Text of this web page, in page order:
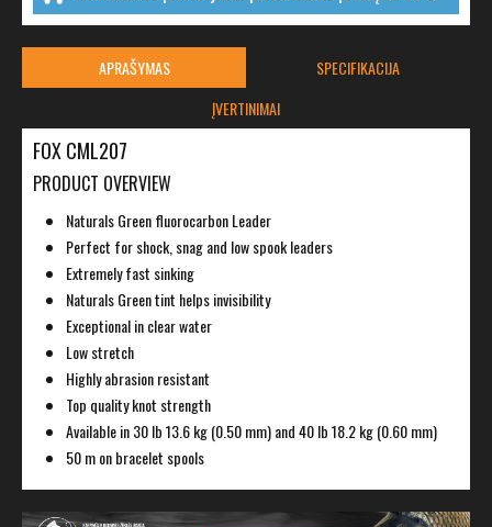
APRAŠYMAS
SPECIFIKACIJA
ĮVERTINIMAI
FOX CML207
PRODUCT OVERVIEW
Naturals Green fluorocarbon Leader
Perfect for shock, snag and low spook leaders
Extremely fast sinking
Naturals Green tint helps invisibility
Exceptional in clear water
Low stretch
Highly abrasion resistant
Top quality knot strength
Available in 30 lb 13.6 kg (0.50 mm) and 40 lb 18.2 kg (0.60 mm)
50 m on bracelet spools